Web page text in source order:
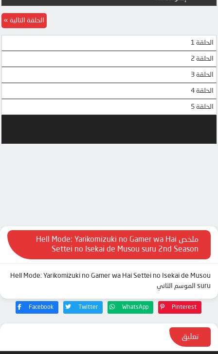
الحلقة 1
الحلقة 2
الحلقة 3
الحلقة 4
الحلقة 5
الحلقة التالية
ملخص Hell Mode: Yarikomizuki no Gamer wa Hai
Settei no Isekai de Musou suru 2nd Season
Hell Mode: Yarikomizuki no Gamer wa Hai Settei no Isekai de Musou
suru الموسم الثاني
Facebook Twitter WhatsApp Pinterest
تعليق